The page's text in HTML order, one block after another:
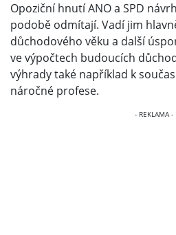
Opoziční hnutí ANO a SPD
podobě odmítají. Vadí jim
důchodového věku a další
ve výpočtech budoucích
výhrady také například k
náročné profese.